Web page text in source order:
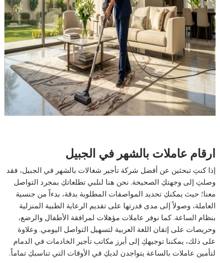
ارقام عاملات بالشهر في الجبيل
إذا كنتِ تبحثين عن أفضل شركة تأجير شغالات بالشهر في الجبيل، فقد
وصلتِ إلى وجهتكِ الصحيحة. نحن هنا لنلبي تطلعاتكِ بمجرد التواصل
معنا؛ حيث يمكنكِ تحديد المواصفات المطلوبة بدقة، بدءاً من جنسية
العاملة، وصولاً إلى مدى قدرتها على تقديم الرعاية الطبية المنزلية
بنظام الساعة. كما نوفر عاملات مؤهلات لمرافقة الأطفال والرضع،
وحريصات على إتقان اللغة العربية لتسهيل التواصل اليومي. وعلاوة
على ذلك، يمكننا توجيهكِ إلى أبرز مكاتب تأجير الخادمات في الدمام
لتأمين عاملات بالساعة يتواجدن لديكِ في الأوقات التي تناسبكِ تماماً.